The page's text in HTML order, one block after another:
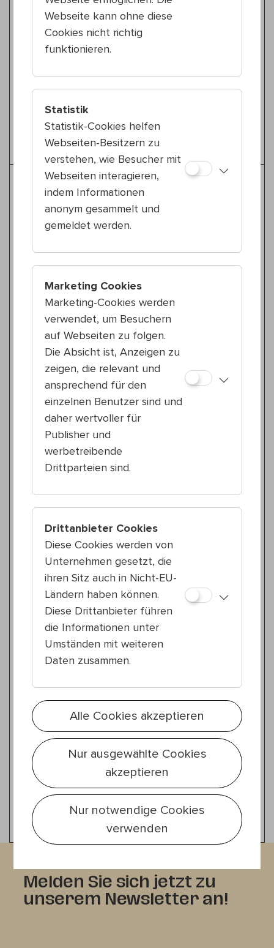
Chrissi Buchmasser
Zugzwang
Mata Granata & Anđa Mitraljeza
Konzert
Weitere Tipps für Tanz &
Performance
18:30 — 19:30
Alix Eynaudi
Questions for a Summer Evening
Tanz & Performance
18:30 — 19:30
20., Nordwestbahnhof
JUNO@ROSE
CUTE COMPOSURE
Tanz & Performance
20:00 — 21:00
12., Wilhelmsdorfer Park
Die Letzte Reihe
Tanz & Performance
20:00 — 21:00
15., Reithofferpark
Janhavi Dhamankar & Group
Classically Indian – Timeless Traditions
Tanz & Performance
18:30 — 19:30
10., Waldmüllerpark
Culbertson III, Zastava & Henao Serna
Unknown Helmet
Tanz & Performance
18:30 — 19:30
12., Wilhelmsdorfer Park
Helena Araújo, Mzamo Nondlwana &
Pedra Costa
When Drama Knocks the Door
Melden Sie sich jetzt zu
unserem Newsletter an!
Webseite kann ohne diese
Cookies nicht richtig
funktionieren.
Statistik
Statistik-Cookies helfen
Webseiten-Besitzern zu
verstehen, wie Besucher mit
Webseiten interagieren,
indem Informationen
anonym gesammelt und
gemeldet werden.
Marketing Cookies
Marketing-Cookies werden
verwendet, um Besuchern
auf Webseiten zu folgen.
Die Absicht ist, Anzeigen zu
zeigen, die relevant und
ansprechend für den
einzelnen Benutzer sind und
daher wertvoller für
Publisher und
werbetreibende
Drittparteien sind.
Drittanbieter Cookies
Diese Cookies werden von
Unternehmen gesetzt, die
ihren Sitz auch in Nicht-EU-
Ländern haben können.
Diese Drittanbieter führen
die Informationen unter
Umständen mit weiteren
Daten zusammen.
Alle Cookies akzeptieren
Nur ausgewählte Cookies
akzeptieren
Nur notwendige Cookies
verwenden